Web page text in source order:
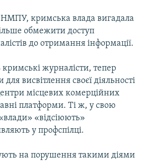
кримська влада вигадала
обмежити доступ
до отримання інформації.
журналісти, тепер
висвітлення своєї діяльності
місцевих комерційних
платформи. Ті ж, у свою
«відсіюють»
у профспілці.
на порушення такими діями